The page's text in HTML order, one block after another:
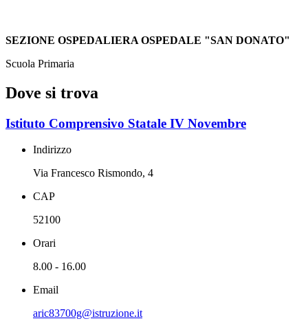
SEZIONE OSPEDALIERA OSPEDALE "SAN DONATO"
Scuola Primaria
Dove si trova
Istituto Comprensivo Statale IV Novembre
Indirizzo
Via Francesco Rismondo, 4
CAP
52100
Orari
8.00 - 16.00
Email
aric83700g@istruzione.it